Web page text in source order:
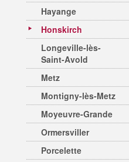
Hayange
Honskirch
Longeville-lès-
Saint-Avold
Metz
Montigny-lès-Metz
Moyeuvre-Grande
Ormersviller
Porcelette